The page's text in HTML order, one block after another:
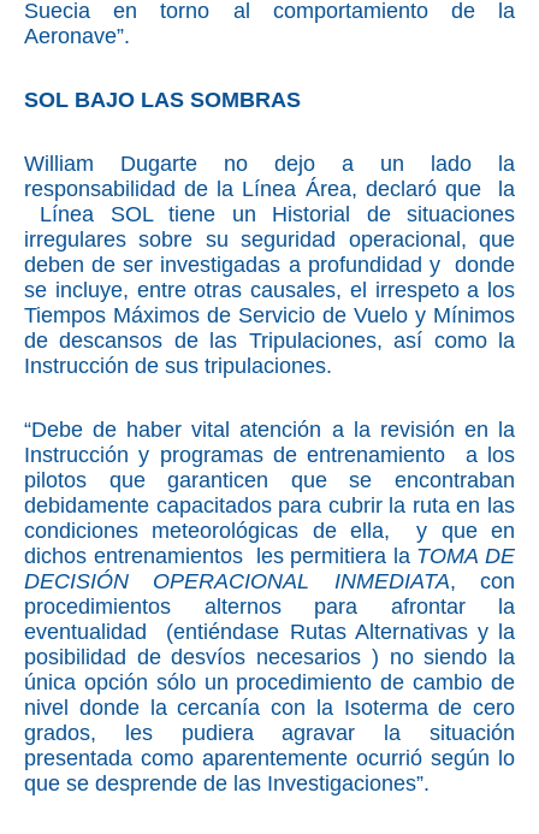
Suecia en torno al comportamiento de la
Aeronave”.
SOL BAJO LAS SOMBRAS
William Dugarte no dejo a un lado la
responsabilidad de la Línea Área, declaró que la
Línea SOL tiene un Historial de situaciones
irregulares sobre su seguridad operacional, que
deben de ser investigadas a profundidad y donde
se incluye, entre otras causales, el irrespeto a los
Tiempos Máximos de Servicio de Vuelo y Mínimos
de descansos de las Tripulaciones, así como la
Instrucción de sus tripulaciones.
“Debe de haber vital atención a la revisión en la
Instrucción y programas de entrenamiento a los
pilotos que garanticen que se encontraban
debidamente capacitados para cubrir la ruta en las
condiciones meteorológicas de ella, y que en
dichos entrenamientos les permitiera la TOMA DE
DECISIÓN OPERACIONAL INMEDIATA, con
procedimientos alternos para afrontar la
eventualidad (entiéndase Rutas Alternativas y la
posibilidad de desvíos necesarios ) no siendo la
única opción sólo un procedimiento de cambio de
nivel donde la cercanía con la Isoterma de cero
grados, les pudiera agravar la situación
presentada como aparentemente ocurrió según lo
que se desprende de las Investigaciones”.